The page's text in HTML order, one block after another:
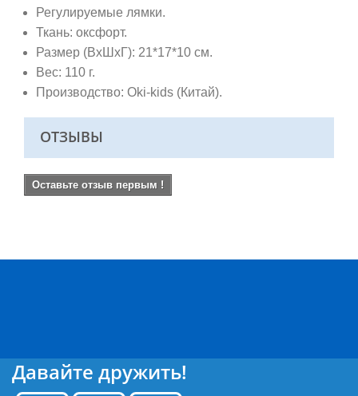
Регулируемые лямки.
Ткань: оксфорт.
Размер (ВхШхГ): 21*17*10 см.
Вес: 110 г.
Производство: Oki-kids (Китай).
ОТЗЫВЫ
Оставьте отзыв первым !
Давайте дружить!